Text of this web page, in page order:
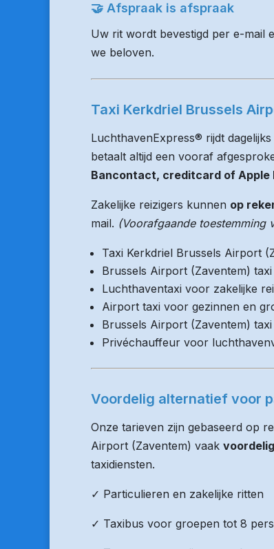
🤝 Afspraak is afspraak
Uw rit wordt bevestigd per e-mail
we beloven.
Taxi Kerkdriel Brussels
LuchthavenExpress® rijdt
betaalt altijd een vooraf
Bancontact, creditcard of Apple
Zakelijke reizigers kunnen op
mail. (Voorafgaande toestemming
Taxi Kerkdriel Brussels Airport
Brussels Airport (Zaventem)
Luchthaventaxi voor zakelijke
Airport taxi voor gezinnen en
Brussels Airport (Zaventem)
Privéchauffeur voor
Voordelig alternatief voor
Onze tarieven zijn gebaseerd op
Airport (Zaventem) vaak
taxidiensten.
✓ Particulieren en zakelijke ritten
✓ Taxibus voor groepen tot 8